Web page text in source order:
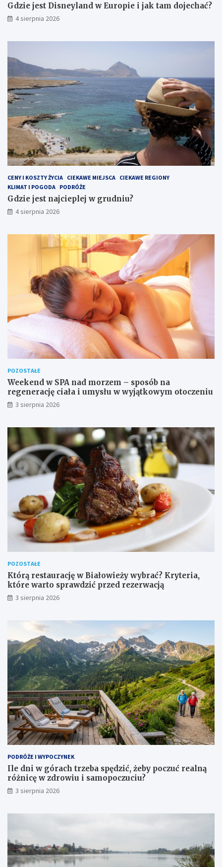
Gdzie jest Disneyland w Europie i jak tam dojechać?
4 sierpnia 2026
CENY I KOSZTY ŻYCIA CIEKAWE MIEJSCA CIEKAWE REGIONY
KLIMAT I POGODA PODRÓŻE
Gdzie jest najcieplej w grudniu?
4 sierpnia 2026
POZOSTAŁE
Weekend w SPA nad morzem – sposób na
regenerację ciała i umysłu w wyjątkowym otoczeniu
3 sierpnia 2026
POZOSTAŁE
Którą restaurację w Białowieży wybrać? Kryteria,
które warto sprawdzić przed rezerwacją
3 sierpnia 2026
PODRÓŻE I WYPOCZYNEK
Ile dni w górach trzeba spędzić, żeby poczuć realną
różnicę w zdrowiu i samopoczuciu?
3 sierpnia 2026